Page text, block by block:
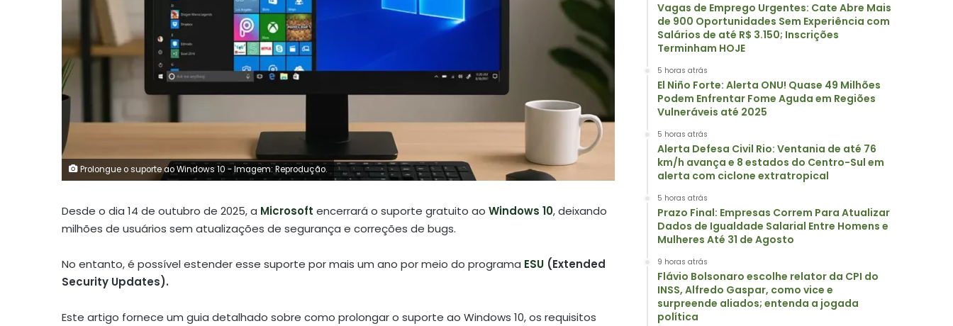
Prolongue o suporte ao Windows 10 - Imagem: Reprodução.
Desde o dia 14 de outubro de 2025, a Microsoft encerrará o suporte gratuito ao Windows 10, deixando
milhões de usuários sem atualizações de segurança e correções de bugs.
No entanto, é possível estender esse suporte por mais um ano por meio do programa ESU (Extended
Security Updates).
Este artigo fornece um guia detalhado sobre como prolongar o suporte ao Windows 10, os requisitos
Vagas de Emprego Urgentes: Cate Abre Mais
de 900 Oportunidades Sem Experiência com
Salários de até R$ 3.150; Inscrições
Terminham HOJE
5 horas atrás
El Niño Forte: Alerta ONU! Quase 49 Milhões
Podem Enfrentar Fome Aguda em Regiões
Vulneráveis até 2025
5 horas atrás
Alerta Defesa Civil Rio: Ventania de até 76
km/h avança e 8 estados do Centro-Sul em
alerta com ciclone extratropical
5 horas atrás
Prazo Final: Empresas Correm Para Atualizar
Dados de Igualdade Salarial Entre Homens e
Mulheres Até 31 de Agosto
9 horas atrás
Flávio Bolsonaro escolhe relator da CPI do
INSS, Alfredo Gaspar, como vice e
surpreende aliados; entenda a jogada
política